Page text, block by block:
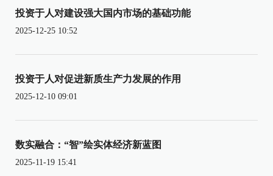
投资于人对建设强大国内市场的基础功能
2025-12-25 10:52
投资于人对促进新质生产力发展的作用
2025-12-10 09:01
数实融合：“智”绘实体经济新蓝图
2025-11-19 15:41